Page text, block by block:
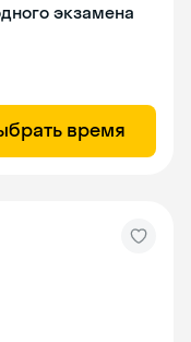
экзамена
время